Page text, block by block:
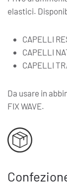
elastici.
CAPELLI
CAPELLI
CAPELLI
Da usare in
FIX WAVE.